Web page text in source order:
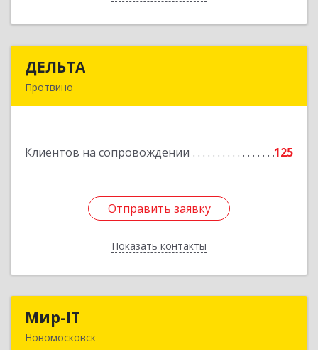
ДЕЛЬТА
Протвино
Клиентов на сопровождении 125
Отправить заявку
Показать контакты
Подробнее
Отправить заявку
Назад
Мир-IT
Новомосковск